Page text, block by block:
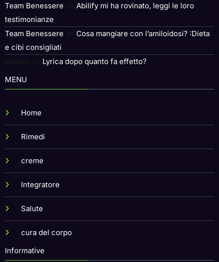
Team Benessere
Abilify mi ha rovinato, leggi le loro
testimonianze
Team Benessere
Cosa mangiare con l’amiloidosi? :Dieta
e cibi consigliati
Lyrica dopo quanto fa effetto?
MENU
Home
Rimedi
creme
Integratore
Salute
cura del corpo
Informative